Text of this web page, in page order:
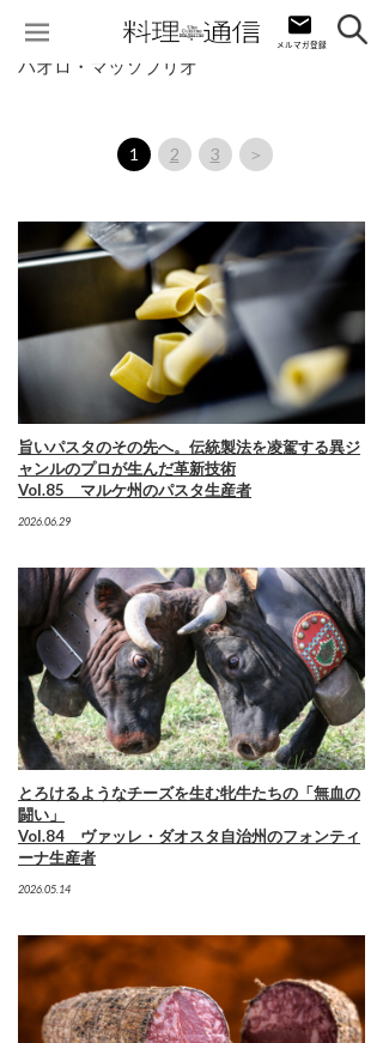
パオロ・マッソブリオ
1 2 3 ＞
旨いパスタのその先へ。伝統製法を凌駕する異ジ
ャンルのプロが生んだ革新技術
Vol.85 マルケ州のパスタ生産者
2026.06.29
とろけるようなチーズを生む牝牛たちの「無血の
闘い」
Vol.84 ヴァッレ・ダオスタ自治州のフォンティ
ーナ生産者
2026.05.14